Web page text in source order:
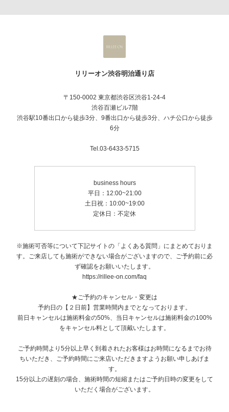
【所要時間：90分（カウンセリング含む）】
リリーオン渋谷明治通り店
〒150-0002 東京都渋谷区渋谷1-24-4
渋谷百瀬ビル7階
渋谷駅10番出口から徒歩3分、9番出口から徒歩3分、ハチ公口から徒歩
6分
Tel.03-6433-5715
business hours
平日：12:00~21:00
土日祝：10:00~19:00
定休日：不定休
※施術可否等について下記サイトの「よくある質問」にまとめておりま
す。ご来店しても施術ができない場合がございますので、ご予約前に必
ず確認をお願いいたします。
https://rillee-on.com/faq
★ご予約のキャンセル・変更は
予約日の【２日前】営業時間内までとなっております。
前日キャンセルは施術料金の50%、当日キャンセルは施術料金の100%
をキャンセル料として頂戴いたします。
ご予約時間より5分以上早く到着されたお客様はお時間になるまでお待
ちいただき、ご予約時間にご来店いただきますようお願い申しあげま
す。
15分以上の遅刻の場合、施術時間の短縮またはご予約日時の変更をして
いただく場合がございます。